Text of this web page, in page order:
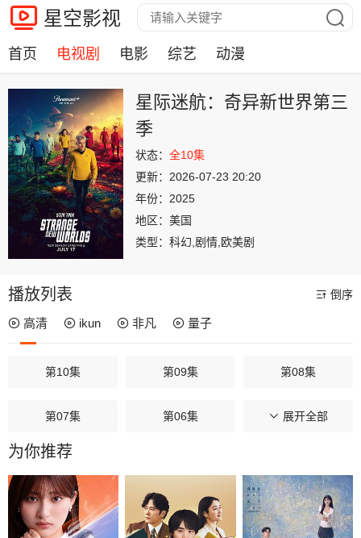
星空影视
首页 电视剧 电影 综艺 动漫
星际迷航：奇异新世界第三
季
状态： 全10集
更新： 2026-07-23 20:20
年份： 2025
地区： 美国
类型： 科幻,剧情,欧美剧
播放列表 倒序
高清 ikun 非凡 量子
第10集 第09集 第08集
第07集 第06集 第05集
第04集
第01集
展开全部
为你推荐